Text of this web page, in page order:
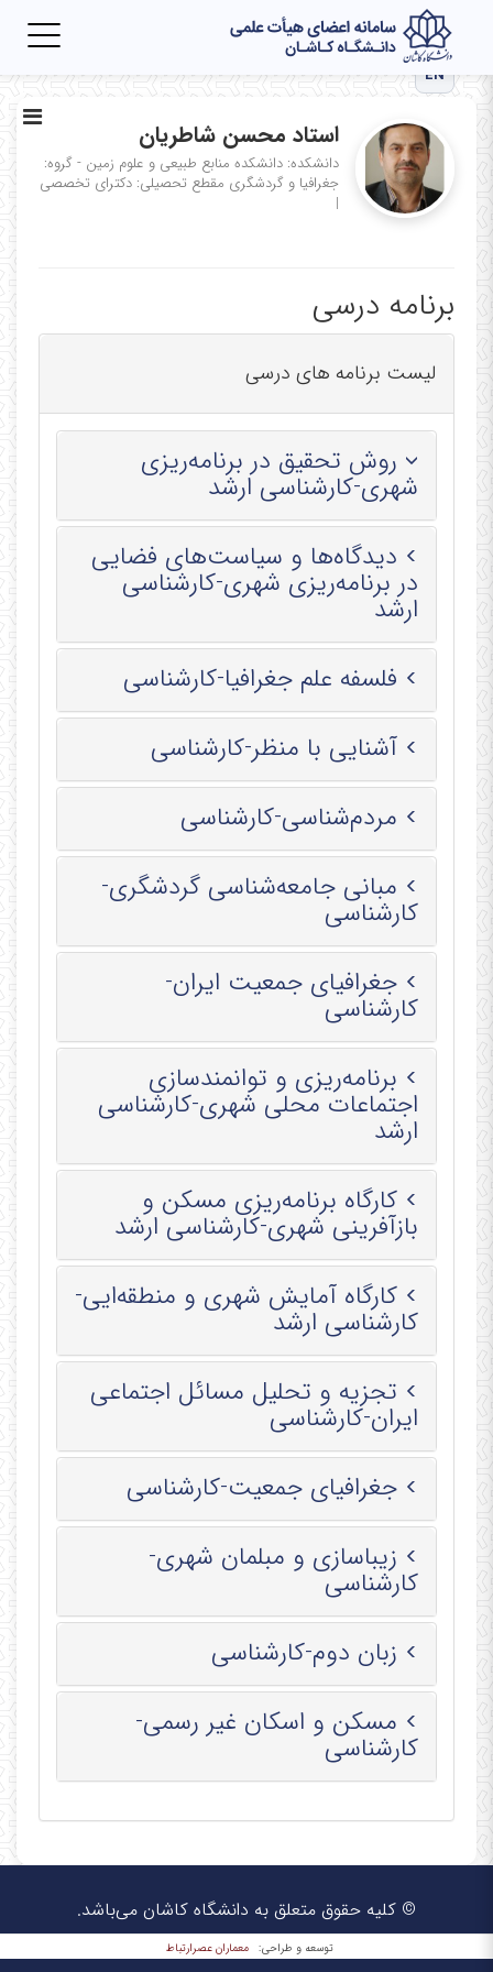
EN
استاد محسن شاطریان
دانشکده: دانشکده منابع طبیعی و علوم زمین - گروه:
جغرافیا و گردشگری مقطع تحصیلی: دکترای تخصصی
|
برنامه درسی
لیست برنامه های درسی
روش تحقیق در برنامه‌ریزی
شهری-کارشناسی ارشد
دیدگاه‌ها و سیاست‌های فضایی
در برنامه‌ریزی شهری-کارشناسی
ارشد
فلسفه علم جغرافیا-کارشناسی
آشنایی با منظر-کارشناسی
مردم‌شناسی-کارشناسی
مبانی جامعه‌شناسی گردشگری-
کارشناسی
جغرافیای جمعیت ایران-
کارشناسی
برنامه‌ریزی و توانمندسازی
اجتماعات محلی شهری-کارشناسی
ارشد
کارگاه برنامه‌ریزی مسکن و
بازآفرینی شهری-کارشناسی ارشد
کارگاه آمایش شهری و منطقه‌ایی-
کارشناسی ارشد
تجزیه و تحلیل مسائل اجتماعی
ایران-کارشناسی
جغرافیای جمعیت-کارشناسی
زیباسازی و مبلمان شهری-
کارشناسی
زبان دوم-کارشناسی
مسکن و اسکان غیر رسمی-
کارشناسی
© کلیه حقوق متعلق به دانشگاه کاشان می‌باشد.
توسعه و طراحی: معماران عصر‌ارتباط